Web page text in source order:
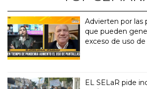
Advierten por las
que pueden
exceso de uso
EL SELaR pide